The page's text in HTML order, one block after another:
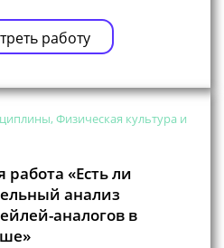
работу
Физическая культура и
работа «Есть ли
анализ
аналогов в